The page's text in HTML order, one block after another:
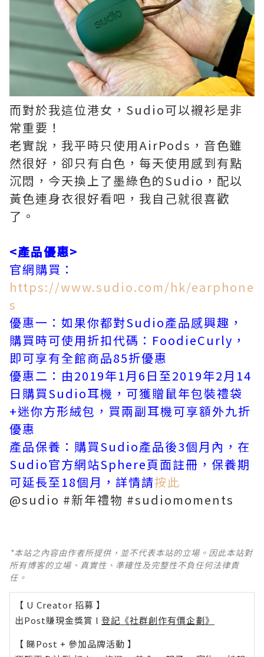
而對於我這位港女，Sudio可以襯衫是非
常重要！
老實說，我平時只使用AirPods，音色雖
然很好，卻只有白色，每天使用感到有點
沉悶，今天換上了墨綠色的Sudio，配以
黃色連身衣很好看吧，我自己就很喜歡
了。
<產品優惠>
官網購買：
https://www.sudio.com/hk/earphone
s
優惠一：如果你都對Sudio產品感興趣，
購買時可使用折扣代碼：FoodieCurly，
即可享有全館商品85折優惠
優惠二：由2019年1月6日至2019年2月14
日購買Sudio耳機，可獲贈鼠年包裝禮袋
+迷你方形絨包，買兩副耳機可享額外九折
優惠
產品保養：購買Sudio產品後3個月內，在
Sudio官方網站Sphere頁面註冊，保養期
可延長至18個月，詳情請按此
@sudio #新年禮物 #sudiomoments
*本站之內容由作者所提供，並不代表本站的立場。因此本站對
所有博客的立場、真實性、準確性及完整性不負任何法律責
任。
【 U Creator 招募 】
出Post賺現金獎賞 l 登記《社群創作有價企劃》
【 睇Post + 參加品牌活動 】